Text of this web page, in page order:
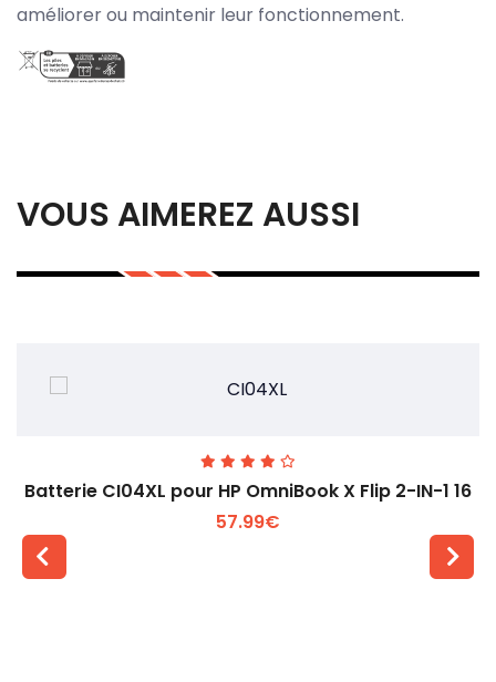
améliorer ou maintenir leur fonctionnement.
VOUS AIMEREZ AUSSI
Batterie CI04XL pour HP OmniBook X Flip 2-IN-1 16
57.99€